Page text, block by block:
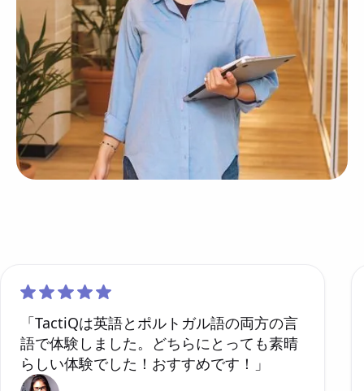
「TactiQは英語とポルトガル語の両方の言
語で体験しました。どちらにとっても素晴
らしい体験でした！おすすめです！」